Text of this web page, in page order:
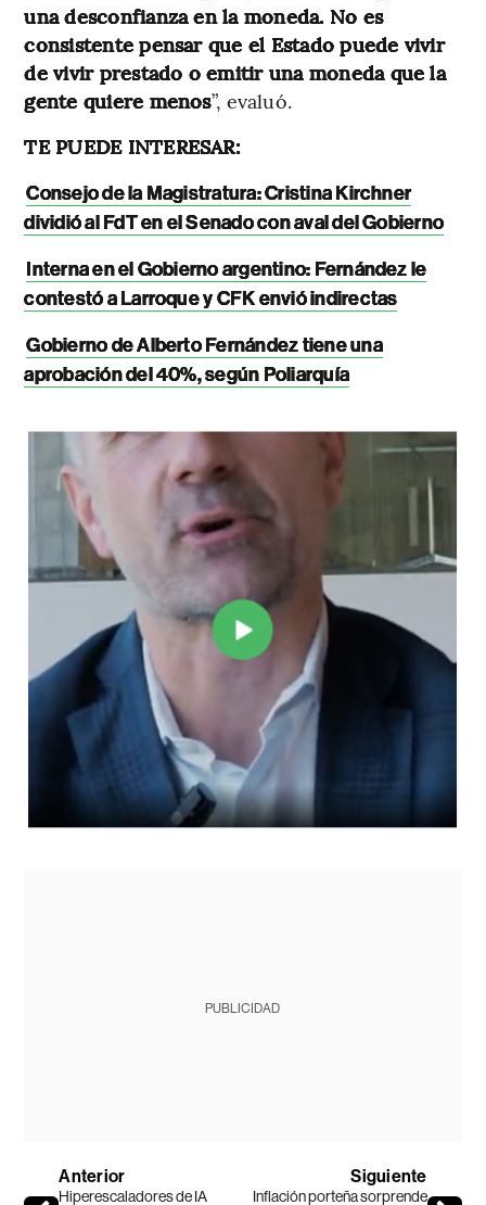
una desconfianza en la moneda. No es
consistente pensar que el Estado puede vivir
de vivir prestado o emitir una moneda que la
gente quiere menos”, evaluó.
TE PUEDE INTERESAR:
Consejo de la Magistratura: Cristina Kirchner
dividió al FdT en el Senado con aval del Gobierno
Interna en el Gobierno argentino: Fernández le
contestó a Larroque y CFK envió indirectas
Gobierno de Alberto Fernández tiene una
aprobación del 40%, según Poliarquía
PUBLICIDAD
Anterior
Hiperescaladores de IA
Siguiente
Inflación porteña sorprende